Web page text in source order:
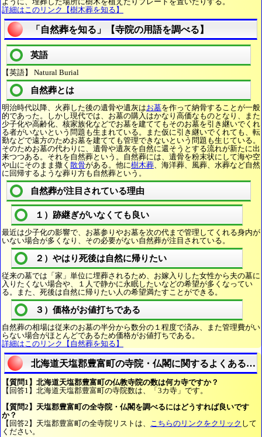
詳細はこのリンク【樹木葬を知る】
「自然葬を知る」【寺院の用語を調べる】
英語
【英語】 Natural Burial
自然葬とは
明治時代以降、火葬した後の遺骨や遺灰はお墓を作って納骨することが一般
的であった。しかし現代では、お墓の購入はかなり高価なものとなり、また
少子化や高齢化、核家族化などでお墓を建ててもそのお墓を引き継いでくれ
る者がいないという問題も生まれている。また仮に引き継いでくれても、転
勤などで遠方のためお墓を建てても管理できないという問題も生じている。
そのためお墓の代わりに、遺骨や遺灰を自然に還そうとする流れが新たに出
来つつある。それを自然葬という。自然葬には、遺骨を粉末状にして海や空
や山にそのまま撒く 散骨がある。他に樹木葬、海洋葬、風葬、水葬など自然
に回帰するような葬り方も自然葬という。
自然葬が注目されている理由
１）跡継ぎがいなくても良い
最近は少子化の影響で、お墓参りやお墓を次の代まで管理してくれる身内が
いない場合が多くなり、その必要がない自然葬が注目されている。
２）やはり死後は自然に帰りたい
従来の墓では「家」単位に埋葬されるため、お嫁入りした女性から夫の墓に
入りたくない場合や、１人で静かに永眠したいなどの希望が多くなってい
る。また、死後は自然に帰りたい人の希望満たすことができる。
３）価格がお値打ちである
自然葬の相場は従来のお墓の半分から数分の１程度で済み、また管理費がい
らない場合がほとんどであるため価格がお値打ちである。
詳細はこのリンク【自然葬を知る】
北海道天塩郡豊富町の寺院・仏閣に関するよくある質
【質問1】北海道天塩郡豊富町の仏教寺院の数は何カ寺ですか？
【回答1】北海道天塩郡豊富町の寺院数は、「3カ寺」です。
【質問2】天塩郡豊富町の全寺院・仏閣を調べるにはどうすれば良いです
か？
【回答2】天塩郡豊富町の全寺院リストは、 こちらのリンクをクリック して
ください。